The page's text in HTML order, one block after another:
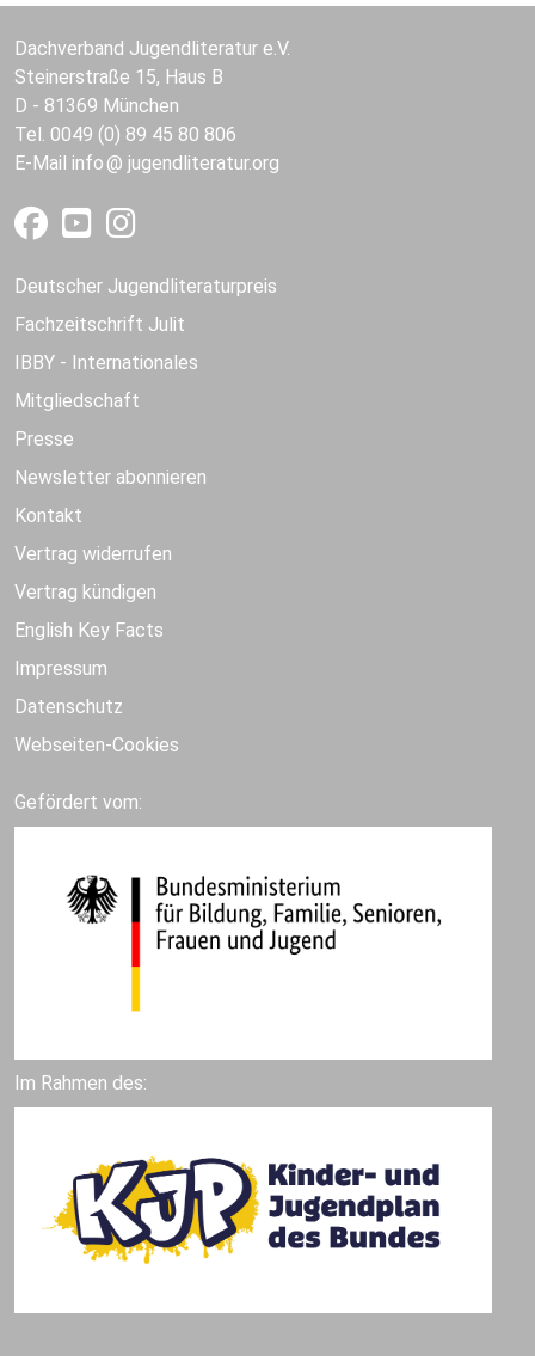
Dachverband Jugendliteratur e.V.
Steinerstraße 15, Haus B
D - 81369 München
Tel. 0049 (0) 89 45 80 806
E-Mail info jugendliteratur.org
Deutscher Jugendliteraturpreis
Fachzeitschrift Julit
IBBY - Internationales
Mitgliedschaft
Presse
Newsletter abonnieren
Kontakt
Vertrag widerrufen
Vertrag kündigen
English Key Facts
Impressum
Datenschutz
Webseiten-Cookies
Gefördert vom:
Im Rahmen des: